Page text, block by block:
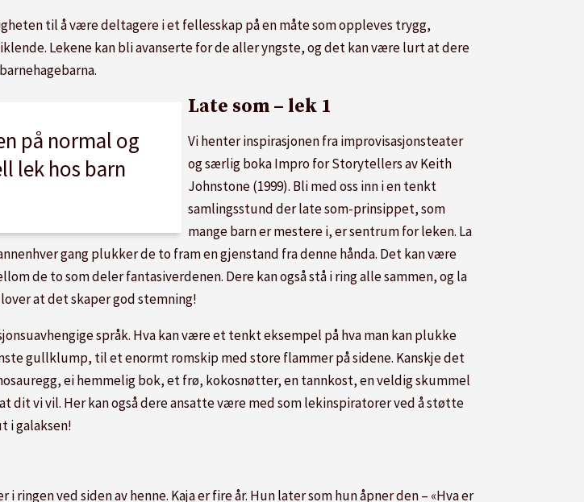
til å være deltagere i et fellesskap på en måte som oppleves trygg,
Lekene kan bli avanserte for de aller yngste, og det kan være lurt at dere
på normal og
lek hos barn
Late som – lek 1
Vi henter inspirasjonen fra improvisasjonsteater
og særlig boka Impro for Storytellers av Keith
Johnstone (1999). Bli med oss inn i en tenkt
samlingsstund der late som-prinsippet, som
mange barn er mestere i, er sentrum for leken. La
gang plukker de to fram en gjenstand fra denne hånda. Det kan være
de to som deler fantasiverdenen. Dere kan også stå i ring alle sammen, og la
at det skaper god stemning!
språk. Hva kan være et tenkt eksempel på hva man kan plukke
gullklump, til et enormt romskip med store flammer på sidene. Kanskje det
ei hemmelig bok, et frø, kokosnøtter, en tannkost, en veldig skummel
dit vi vil. Her kan også dere ansatte være med som lekinspiratorer ved å støtte
i galaksen!
ved siden av henne. Kaja er fire år. Hun later som hun åpner den – «Hva er